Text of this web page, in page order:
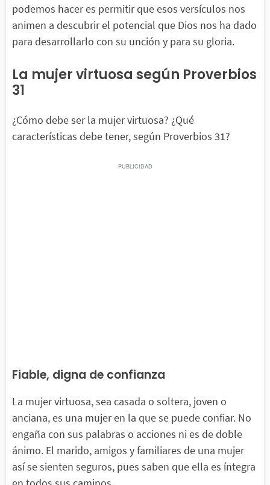
podemos hacer es permitir que esos versículos nos
animen a descubrir el potencial que Dios nos ha dado
para desarrollarlo con su unción y para su gloria.
La mujer virtuosa según Proverbios
31
¿Cómo debe ser la mujer virtuosa? ¿Qué
características debe tener, según Proverbios 31?
Fiable, digna de confianza
La mujer virtuosa, sea casada o soltera, joven o
anciana, es una mujer en la que se puede confiar. No
engaña con sus palabras o acciones ni es de doble
ánimo. El marido, amigos y familiares de una mujer
así se sienten seguros, pues saben que ella es íntegra